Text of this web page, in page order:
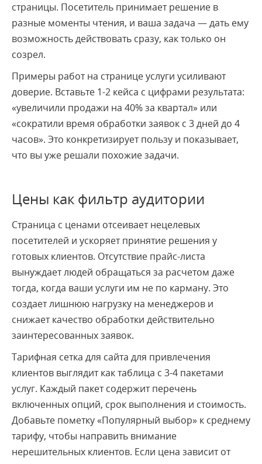
страницы. Посетитель принимает решение в
разные моменты чтения, и ваша задача — дать ему
возможность действовать сразу, как только он
созрел.
Примеры работ на странице услуги усиливают
доверие. Вставьте 1-2 кейса с цифрами результата:
«увеличили продажи на 40% за квартал» или
«сократили время обработки заявок с 3 дней до 4
часов». Это конкретизирует пользу и показывает,
что вы уже решали похожие задачи.
Цены как фильтр аудитории
Страница с ценами отсеивает нецелевых
посетителей и ускоряет принятие решения у
готовых клиентов. Отсутствие прайс-листа
вынуждает людей обращаться за расчетом даже
тогда, когда ваши услуги им не по карману. Это
создает лишнюю нагрузку на менеджеров и
снижает качество обработки действительно
заинтересованных заявок.
Тарифная сетка для сайта для привлечения
клиентов выглядит как таблица с 3-4 пакетами
услуг. Каждый пакет содержит перечень
включенных опций, срок выполнения и стоимость.
Добавьте пометку «Популярный выбор» к среднему
тарифу, чтобы направить внимание
нерешительных клиентов. Если цена зависит от